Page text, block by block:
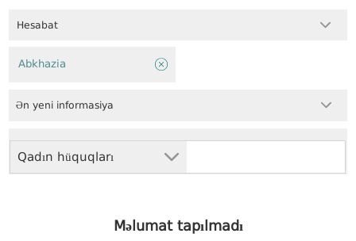
Hesabat
Qadın hüquqları
Abkhazia
Ən yeni informasiya
Məlumat tapılmadı